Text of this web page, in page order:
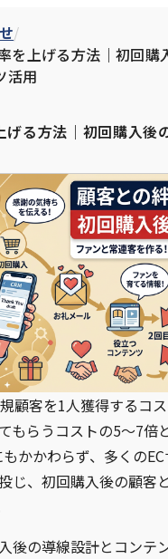
を上げる方法｜初回購
活用
げる方法｜初回購入後
顧客を1人獲得するコ
もらうコストの5〜7倍
かかわらず、多くの
じ、初回購入後の顧客
後の導線設計とコンテ